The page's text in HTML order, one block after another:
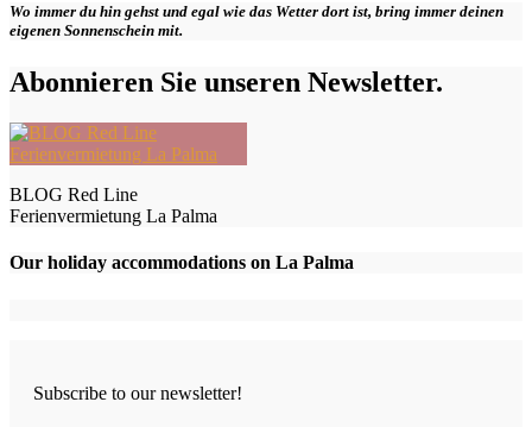
Wo immer du hin gehst und egal wie das Wetter dort ist, bring immer deinen
eigenen Sonnenschein mit.
Abonnieren Sie unseren Newsletter.
BLOG Red Line
Ferienvermietung La Palma
Our holiday accommodations on La Palma
Subscribe to our newsletter!